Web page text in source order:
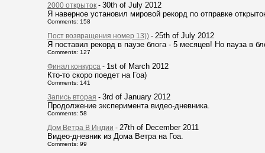
2000 открыток - 30th of July 2012
Я наверное установил мировой рекорд по отправке
Comments: 158
Пост возвращения номер 13)) - 25th of July 2012
Я поставил рекорд в паузе блога - 5 месяцев! Но пауза в
Comments: 127
Финал конкурса - 1st of March 2012
Кто-то скоро поедет на Гоа)
Comments: 141
Запись вторая - 3rd of January 2012
Продолжение эксперимента видео-дневника.
Comments: 58
Дом Ветра В Индии - 27th of December 2011
Видео-дневник из Дома Ветра на Гоа.
Comments: 99